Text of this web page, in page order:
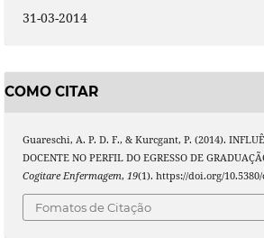
31-03-2014
COMO CITAR
Guareschi, A. P. D. F., & Kurcgant, P. (2014).
DOCENTE NO PERFIL DO EGRESSO DE
Cogitare Enfermagem, 19(1). https://doi.org/10.5380/
Fomatos de Citação